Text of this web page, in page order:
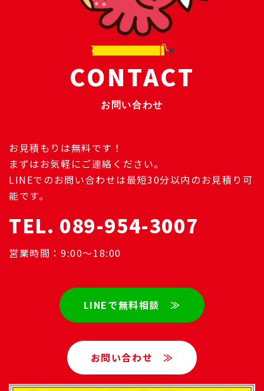
CONTACT
お問い合わせ
お見積もりは無料です！
まずはお気軽にご連絡ください。
LINEでのお問い合わせは最短30分以内のお見積り可
能です。
TEL. 089-954-3007
営業時間：9:00～18:00
LINEで無料相談 ≫
お問い合わせ ≫